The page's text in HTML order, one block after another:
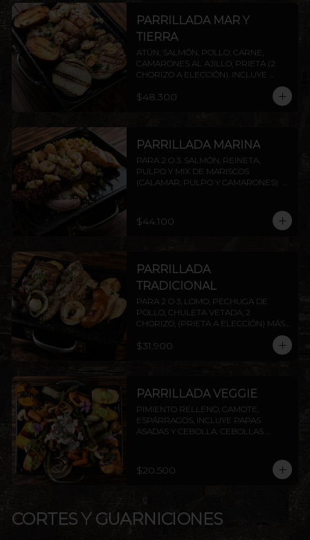
PARRILLADA MAR Y
TIERRA
ATÚN, SALMÓN, POLLO, CARNE,
CAMARONES AL AJILLO, PRIETA (2
CHORIZO A ELECCIÓN). INCLUYE
$48.300
PARRILLADA MARINA
PARA 2 O 3. SALMÓN, REINETA,
PULPO Y MIX DE MARISCOS
(CALAMAR, PULPO Y CAMARONES)
ELECCIÓN.
$44.100
PARRILLADA
TRADICIONAL
PARA 2 O 3, LOMO, PECHUGA DE
POLLO, CHULETA VETADA, 2
CHORIZO, (PRIETA A ELECCIÓN) MÁS
(PAPAS FRITAS, PAPAS DORADAS,
$31.900
PARRILLADA VEGGIE
PIMIENTO RELLENO, CAMOTE,
ESPÁRRAGOS, INCLUYE PAPAS
ASADAS Y CEBOLLA. CEBOLLAS
PESTO. INCLUYE PAPAS ASADAS Y
CEBOLLA.
$20.500
CORTES Y GUARNICIONES